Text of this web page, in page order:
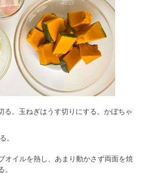
。玉ねぎはうす切りにする。かぼちゃ
イルを熱し、あまり動かさず両面を焼
。